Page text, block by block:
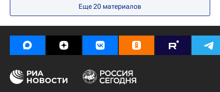
Еще20 материалов